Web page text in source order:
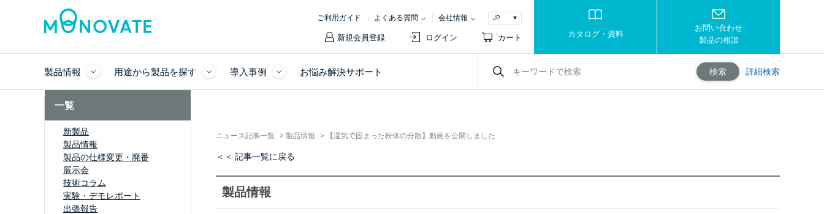
ご利用ガイド よくある質問 会社情報
新規会員登録 ログイン カート カタログ・資料
お問い合わせ
製品の相談
製品情報 用途から製品を探す 導入事例 お悩み解決サポート 検索 詳細検索
一覧
新製品
製品情報
製品の仕様変更・廃番
展示会
技術コラム
実験・デモレポート
出張報告
ニュース記事一覧 > 製品情報 > 【湿気で固まった粉体の分散】動画を公開しました
＜＜ 記事一覧に戻る
製品情報